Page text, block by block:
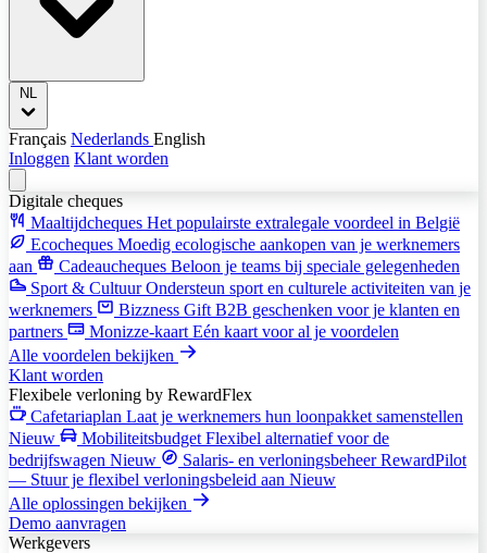
Français Nederlands English
Inloggen Klant worden
Digitale cheques
Maaltijdcheques Het populairste extralegale voordeel in België
Ecocheques Moedig ecologische aankopen van je werknemers
aan
Cadeaucheques Beloon je teams bij speciale gelegenheden
Sport & CultuurOndersteun sport en culturele activiteiten van je
werknemers
Bizzness Gift B2B geschenken voor je klanten en
partners
Monizze-kaart Eén kaart voor al je voordelen
Alle voordelen bekijken
Klant worden
Flexibele verloning by RewardFlex
Cafetariaplan Laat je werknemers hun loonpakket samenstellen
Nieuw
Mobiliteitsbudget Flexibel alternatief voor de
bedrijfswagen Nieuw Salaris- en verloningsbeheerRewardPilot
— Stuur je flexibel verloningsbeleid aan Nieuw
Alle oplossingen bekijken
Demo aanvragen
Werkgevers